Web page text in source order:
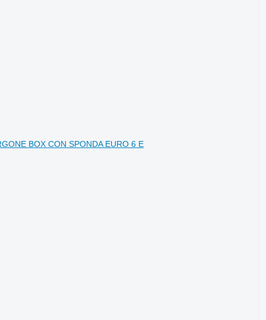
BOX CON SPONDA EURO 6 E